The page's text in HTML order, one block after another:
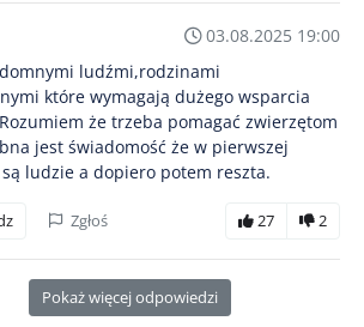
03.08.2025 19:00
ludźmi,rodzinami
które wymagają dużego wsparcia
że trzeba pomagać zwierzętom
jest świadomość że w pierwszej
ludzie a dopiero potem reszta.
Zgłoś 27 2
Pokaż więcej odpowiedzi